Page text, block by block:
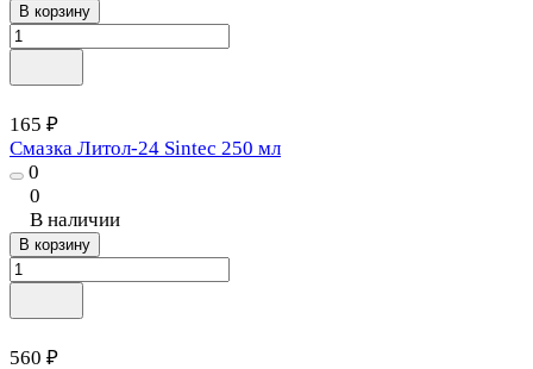
В корзину
165 ₽
Смазка Литол-24 Sintec 250 мл
0
0
В наличии
В корзину
560 ₽